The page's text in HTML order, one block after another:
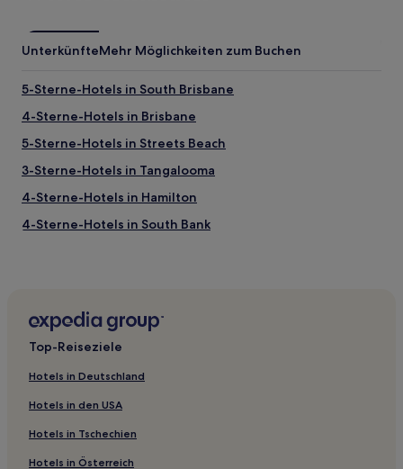
UnterkünfteMehr Möglichkeiten zum Buchen
5-Sterne-Hotels in South Brisbane
4-Sterne-Hotels in Brisbane
5-Sterne-Hotels in Streets Beach
3-Sterne-Hotels in Tangalooma
4-Sterne-Hotels in Hamilton
4-Sterne-Hotels in South Bank
5-Sterne-Hotels in Wilson Outlook Reserve
Ningi Hotels
Scarborough Hotels
Port of Brisbane: Hotels
Gordon Park: Hotels
Top-Reiseziele
Hotels in Deutschland
Hotels in den USA
Hotels in Tschechien
Hotels in Österreich